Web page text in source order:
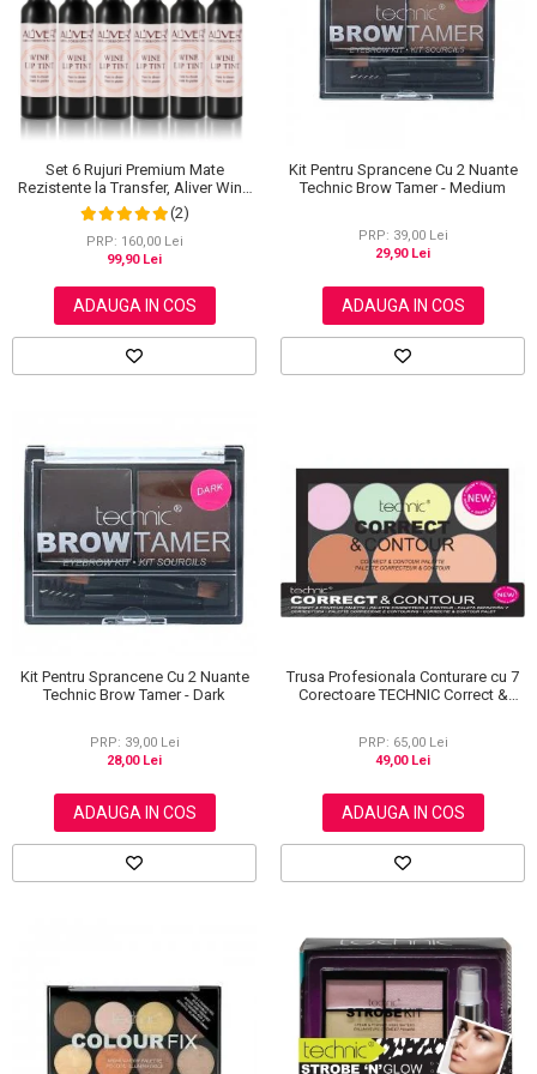
Scrub / Balsam de buze
Netestate pe Animale
Set 6 Rujuri Premium Mate
Rezistente la Transfer, Aliver Wine
Lip Tint Waterproof, 7 g X 6 buc
(2)
PRP: 160,00 Lei
99,90 Lei
ADAUGA IN COS
Kit Pentru Sprancene Cu 2 Nuante
Technic Brow Tamer - Medium
PRP: 39,00 Lei
29,90 Lei
ADAUGA IN COS
Kit Pentru Sprancene Cu 2 Nuante
Technic Brow Tamer - Dark
PRP: 39,00 Lei
28,00 Lei
ADAUGA IN COS
Trusa Profesionala Conturare cu 7
Corectoare TECHNIC Correct &
PRP: 65,00 Lei
49,00 Lei
ADAUGA IN COS